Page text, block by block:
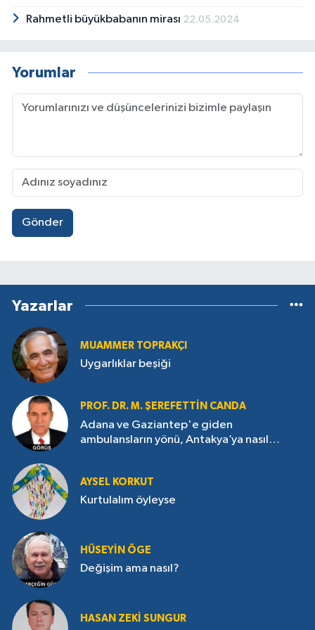
İstanbul&#039;a yerleşti. Burada, Dilko
Bir oğlu ve bir kızı var. Yazmaya, okul yıllarında
(1963) Feyza Baran adıyla ve İzmir&#039;de
Çocuk Yapıtları Yarışması&#039;nda
İkincilik Ödülü&#039;nü (1989), Ne Güzel
Simavi Edebiyat Ödülü&#039;nü (1997) aldı.
Öyküleri Fransızca, Almanca, İngilizce, Sırp -
adıyla Almanya&#039;da yayımlandı.
Türkçenin yanlış ve kötü kullanımını eleştirdiği
Türkçe &quot;Off&quot; adlı kitabıyla büyük
Düşler Öyküler, Milliyet Sanat), kimi dergilerde
sürekli (Yaşasın Edebiyat, Öküz, E, Hayvan)
zaman zaman yazdığı kimi gazete ve
dergilerin yanında Cumhuriyet gazetesi Kitap
ekinde Türkçe Günlükleri adlı köşede sürekli
başarı ödülünü, Sabah Yolcuları adlı eseriyle
Rahmetli büyükbabanın mirası 22.05.2024
Yorumlar
Gönder
Yazarlar
MUAMMER TOPRAKÇI
Uygarlıklar beşiği
PROF. DR. M. ŞEREFETTIN CANDA
Adana ve Gaziantep'e giden
ambulansların yönü, Antakya’ya nasıl
AYSEL KORKUT
Kurtulalım öyleyse
HÜSEYIN ÖGE
Değişim ama nasıl?
HASAN ZEKI SUNGUR